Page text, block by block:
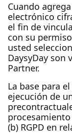
Cuando
electrónico
el fin de
con su
usted
DaysyDay son
Partner.
La base para
ejecución de
(b) RGPD en